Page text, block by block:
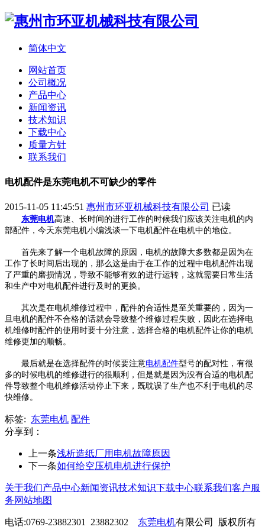
简体中文
网站首页
公司概况
产品中心
新闻资讯
技术知识
下载中心
质量方针
联系我们
电机配件是东莞电机不可缺少的零件
2015-11-05 11:45:51 惠州市环亚机械科技有限公司 已读
东莞电机高速、长时间的进行工作的时候我们应该关注电机的内
部配件，今天东莞电机小编浅谈一下电机配件在电机中的地位。
首先来了解一个电机故障的原因，电机的故障大多数都是因为在
工作了长时间后出现的，那么这是由于在工作的过程中电机配件出现
了严重的磨损情况，导致不能够有效的进行运转，这就需要日常生活
和生产中对电机配件进行及时的更换。
其次是在电机维修过程中，配件的合适性是至关重要的，因为一
旦电机的配件不合格的话就会导致整个维修过程失败，因此在选择电
机维修时配件的使用时要十分注意，选择合格的电机配件让你的电机
维修更加的顺畅。
最后就是在选择配件的时候要注意电机配件型号的配对性，有很
多的时候电机的维修进行的很顺利，但是就是因为没有合适的电机配
件导致整个电机维修活动停止下来，既耽误了生产也不利于电机的尽
快维修。
标签: 东莞电机 配件
分享到：
上一条浅析造纸厂用电机故障原因
下一条如何给空压机电机进行保护
关于我们产品中心新闻资讯技术知识下载中心联系我们客户服
务网站地图
电话:0769-23882301 23882302 东莞电机有限公司 版权所有